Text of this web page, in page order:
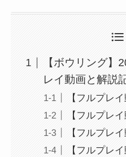
【ボウリング】
レイ動画と解説
【フルプレ
【フルプレ
【フルプレ
【フルプレ